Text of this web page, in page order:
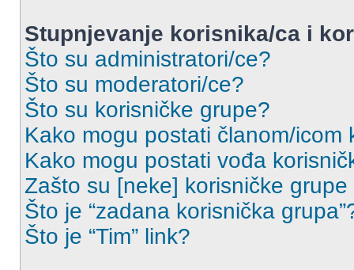
Stupnjevanje korisnika/ca i
Što su administratori/ce?
Što su moderatori/ce?
Što su korisničke grupe?
Kako mogu postati članom/icom
Kako mogu postati vođa
Zašto su [neke] korisničke
Što je “zadana korisnička
Što je “Tim” link?